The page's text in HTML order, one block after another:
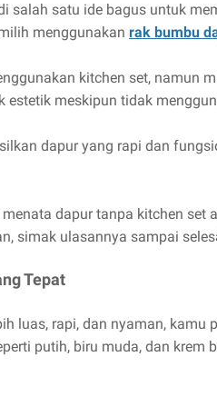
salah satu ide bagus untuk
menggunakan rak bumbu
kitchen set, namun
estetik meskipun tidak
dapur yang rapi dan
dapur tanpa kitchen set
simak ulasannya sampai
Tepat
luas, rapi, dan nyaman,
putih, biru muda, dan